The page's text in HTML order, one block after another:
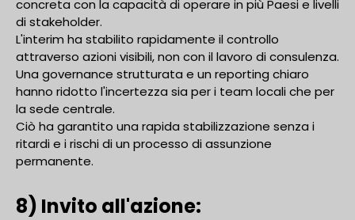
concreta con la capacità di operare in più Paesi e livelli
di stakeholder.
L'interim ha stabilito rapidamente il controllo
attraverso azioni visibili, non con il lavoro di consulenza.
Una governance strutturata e un reporting chiaro
hanno ridotto l'incertezza sia per i team locali che per
la sede centrale.
Ciò ha garantito una rapida stabilizzazione senza i
ritardi e i rischi di un processo di assunzione
permanente.
8) Invito all'azione: